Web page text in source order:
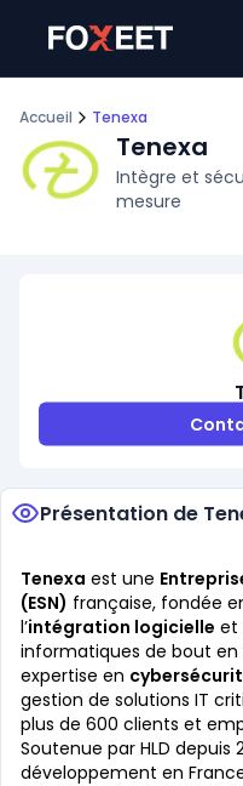
Accueil Tenexa
Tenexa
Intègre et
mesure
Présentation de
Tenexa est une
(ESN) française, fondée
l’intégration logicielle et
informatiques de bout
expertise en
gestion de solutions IT
plus de 600 clients et
Soutenue par HLD depuis
développement en